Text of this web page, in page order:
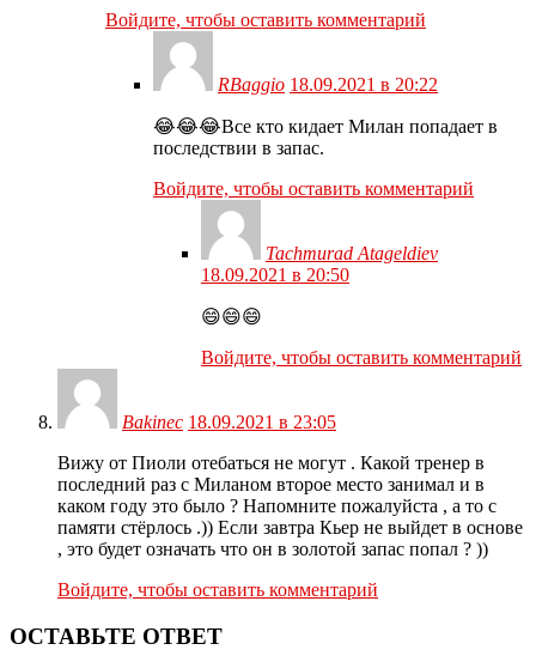
Войдите, чтобы оставить комментарий
RBaggio 18.09.2021 в 20:22
😂😂😂Все кто кидает Милан попадает в
последствии в запас.
Войдите, чтобы оставить комментарий
Tachmurad Atageldiev
18.09.2021 в 20:50
😄😄😄
Войдите, чтобы оставить комментарий
Bakinec 18.09.2021 в 23:05
Вижу от Пиоли отебаться не могут . Какой тренер в
последний раз с Миланом второе место занимал и в
каком году это было ? Напомните пожалуйста , а то с
памяти стёрлось .)) Если завтра Кьер не выйдет в основе
, это будет означать что он в золотой запас попал ? ))
Войдите, чтобы оставить комментарий
ОСТАВЬТЕ ОТВЕТ